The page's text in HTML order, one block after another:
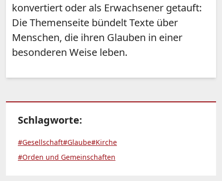
konvertiert oder als Erwachsener getauft:
Die Themenseite bündelt Texte über
Menschen, die ihren Glauben in einer
besonderen Weise leben.
Schlagworte:
#Gesellschaft#Glaube#Kirche
#Orden und Gemeinschaften